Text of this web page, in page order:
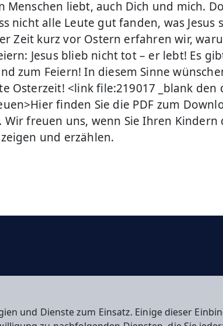
und Dienste zum Einsatz. Einige dieser
Menschen liebt, auch Dich und mich.
nicht alle Leute gut fanden, was
Zeit kurz vor Ostern erfahren wir,
Jesus blieb nicht tot – er lebt! Es
zum Feiern! In diesem Sinne
Osterzeit! <link file:219017 _blank
finden Sie die PDF zum
Wir freuen uns, wenn Sie Ihren Kindern
und erzählen.